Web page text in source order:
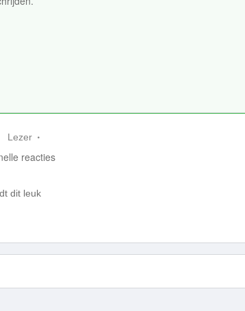
Lezer
reacties
dit leuk